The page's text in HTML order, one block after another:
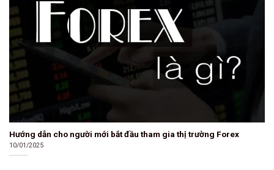
Hướng dẫn cho người mới bắt đầu tham gia thị trường Forex
10/01/2025